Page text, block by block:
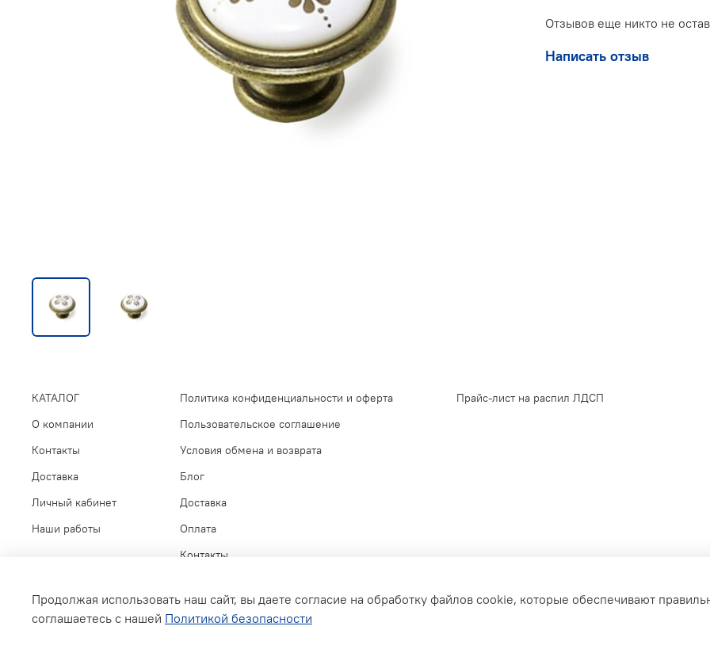
Отзывов еще никто не
Написать отзыв
КАТАЛОГ
О компании
Контакты
Доставка
Личный кабинет
Наши работы
Политика конфиденциальности и оферта
Пользовательское соглашение
Условия обмена и возврата
Блог
Доставка
Оплата
Контакты
Прайс-лист на распил ЛДСП
ВСЕ ДЛЯ МЕБЕЛИ
Продолжая использовать наш сайт, вы даете согласие на обработку файлов cookie, которые обеспечивают
соглашаетесь с нашей Политикой безопасности